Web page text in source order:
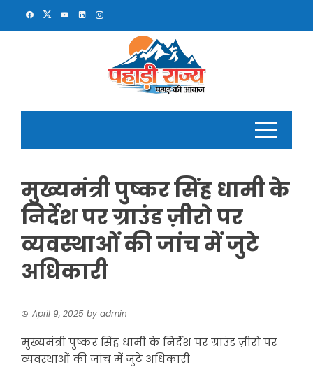
मुख्यमंत्री पुष्कर सिंह धामी के
निर्देश पर ग्राउंड ज़ीरो पर
व्यवस्थाओं की जांच में जुटे
अधिकारी
April 9, 2025 by admin
मुख्यमंत्री पुष्कर सिंह धामी के निर्देश पर ग्राउंड ज़ीरो पर
व्यवस्थाओं की जांच में जुटे अधिकारी